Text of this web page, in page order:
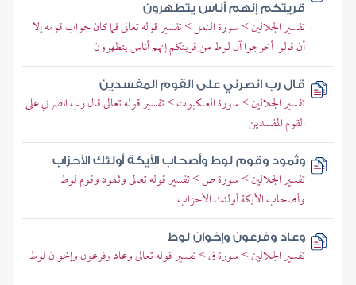
قريتكم إنهم أناس يتطهرون
تفسير الجلالين > سورة النمل > تفسير قوله تعالى فما كان جواب قومه إلا
أن قالوا أخرجوا آل لوط من قريتكم إنهم أناس يتطهرون
قال رب انصرني على القوم المفسدين
تفسير الجلالين > سورة العنكبوت > تفسير قوله تعالى قال رب انصرني على
القوم المفسدين
وثمود وقوم لوط وأصحاب الأيكة أولئك الأحزاب
تفسير الجلالين > سورة ص > تفسير قوله تعالى وثمود وقوم لوط
وأصحاب الأيكة أولئك الأحزاب
وعاد وفرعون وإخوان لوط
تفسير الجلالين > سورة ق > تفسير قوله تعالى وعاد وفرعون وإخوان لوط